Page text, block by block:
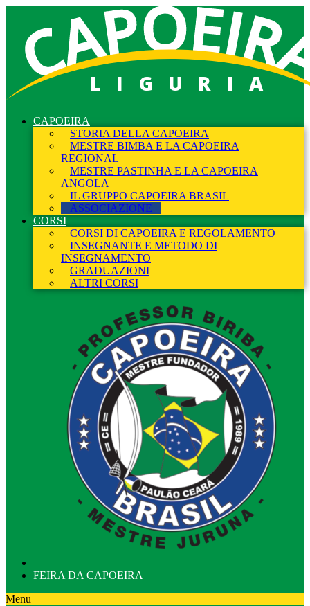
LIGURIA
CAPOEIRA
STORIA DELLA CAPOEIRA
MESTRE BIMBA E LA CAPOEIRA
REGIONAL
MESTRE PASTINHA E LA CAPOEIRA
ANGOLA
IL GRUPPO CAPOEIRA BRASIL
ASSOCIAZIONE
CORSI
CORSI DI CAPOEIRA E REGOLAMENTO
INSEGNANTE E METODO DI
INSEGNAMENTO
GRADUAZIONI
ALTRI CORSI
FEIRA DA CAPOEIRA
Menu